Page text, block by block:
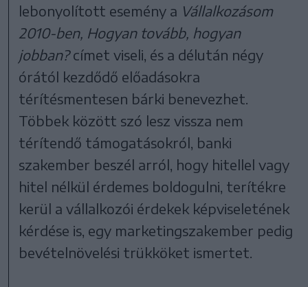
lebonyolított esemény a Vállalkozásom
2010-ben, Hogyan tovább, hogyan
jobban?címet viseli, és a délután négy
órától kezdődő előadásokra
térítésmentesen bárki benevezhet.
Többek között szó lesz vissza nem
térítendő támogatásokról, banki
szakember beszél arról, hogy hitellel vagy
hitel nélkül érdemes boldogulni, terítékre
kerül a vállalkozói érdekek képviseletének
kérdése is, egy marketingszakember pedig
bevételnövelési trükköket ismertet.